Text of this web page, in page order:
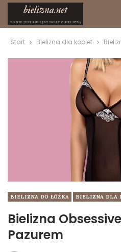
Start Bielizna dla kobiet
BIELIZNA DO ŁÓŻKA BIELIZNA DLA
Bielizna
Pazurem